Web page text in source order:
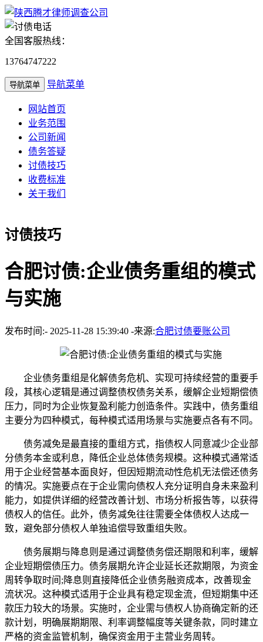
全国客服热线：
13764747222
导航菜单 导航菜单
网站首页
业务范围
公司新闻
债务答疑
讨债技巧
收费标准
关于我们
讨债技巧
合肥讨债:企业债务重组的模式
与实施
发布时间:- 2025-11-28 15:39:40 -来源:合肥讨债要账公司
企业债务重组是化解债务危机、实现可持续经营的重要手
段，其核心逻辑是通过调整债权债务关系，缓解企业短期偿债
压力，同时为企业恢复盈利能力创造条件。实践中，债务重组
主要分为四种模式，每种模式适用场景与实施要点各有不同。​
债务减免是最直接的重组方式，指债权人同意减少企业部
分债务本金或利息，降低企业总体债务规模。这种模式通常适
用于企业经营基本面良好，但因短期流动性危机无法偿还债务
的情况。实施要点在于企业需向债权人充分证明自身未来盈利
能力，如提供详细的经营改善计划、市场分析报告等，以获得
债权人的信任。此外，债务减免往往需要全体债权人达成一
致，避免部分债权人单独追偿导致重组失败。​
债务展期与降息则是通过调整债务偿还期限和利率，缓解
企业短期偿债压力。债务展期允许企业延长还款期限，为资金
周转争取时间;降息则直接降低企业债务融资成本，改善现金
流状况。这种模式适用于企业具有稳定现金流，但短期集中还
款压力较大的场景。实施时，企业需与债权人协商确定新的还
款计划，明确展期期限、利率调整幅度等关键条款，同时建立
严格的资金监管机制，确保资金用于主营业务周转。​